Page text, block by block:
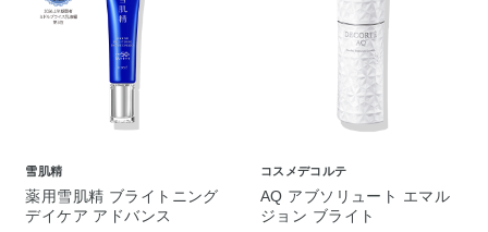
雪肌精
薬用雪肌精 ブライトニング
デイケア アドバンス
コスメデコルテ
AQ アブソリュート エマル
ジョン ブライト